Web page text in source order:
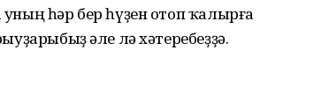
һәр бер һүҙен отоп ҡалырға
әле лә хәтеребеҙҙә.